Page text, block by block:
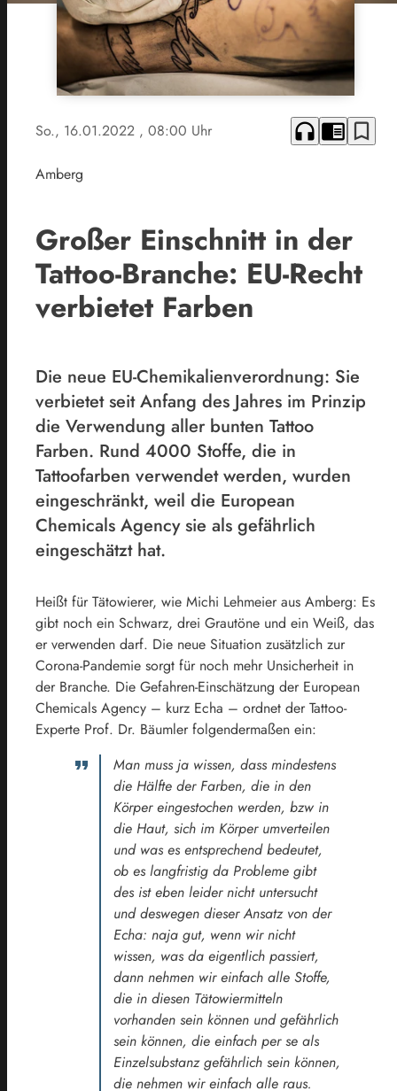
So., 16.01.2022 , 08:00 Uhr headphones chrome_reader_mode bookmark_border
Amberg
Großer Einschnitt in der
Tattoo-Branche: EU-Recht
verbietet Farben
Die neue EU-Chemikalienverordnung: Sie
verbietet seit Anfang des Jahres im Prinzip
die Verwendung aller bunten Tattoo
Farben. Rund 4000 Stoffe, die in
Tattoofarben verwendet werden, wurden
eingeschränkt, weil die European
Chemicals Agency sie als gefährlich
eingeschätzt hat.
Heißt für Tätowierer, wie Michi Lehmeier aus Amberg: Es
gibt noch ein Schwarz, drei Grautöne und ein Weiß, das
er verwenden darf. Die neue Situation zusätzlich zur
Corona-Pandemie sorgt für noch mehr Unsicherheit in
der Branche. Die Gefahren-Einschätzung der European
Chemicals Agency – kurz Echa – ordnet der Tattoo-
Experte Prof. Dr. Bäumler folgendermaßen ein:
Man muss ja wissen, dass mindestens
die Hälfte der Farben, die in den
Körper eingestochen werden, bzw in
die Haut, sich im Körper umverteilen
und was es entsprechend bedeutet,
ob es langfristig da Probleme gibt
des ist eben leider nicht untersucht
und deswegen dieser Ansatz von der
Echa: naja gut, wenn wir nicht
wissen, was da eigentlich passiert,
dann nehmen wir einfach alle Stoffe,
die in diesen Tätowiermitteln
vorhanden sein können und gefährlich
sein können, die einfach per se als
Einzelsubstanz gefährlich sein können,
die nehmen wir einfach alle raus.